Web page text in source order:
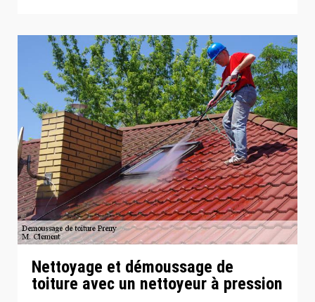
Nettoyage et démoussage de
toiture avec un nettoyeur à pression